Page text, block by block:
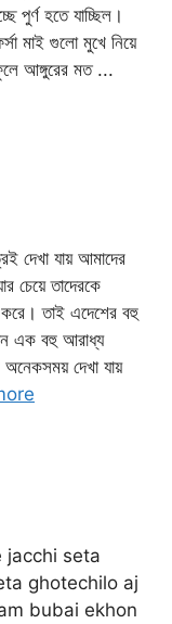
পুর্ণ হতে যাচ্ছিল।
মাই গুলো মুখে নিয়ে
আঙ্গুরের মত ...
দেখা যায় আমাদের
চেয়ে তাদেরকে
করে। তাই এদেশের বহু
এক বহু আরাধ্য
দেখা যায়
jacchi seta
ghotechilo aj
bubai ekhon